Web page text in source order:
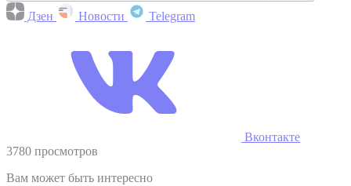
Дзен Новости Telegram
Вконтакте
3780 просмотров
Вам может быть интересно